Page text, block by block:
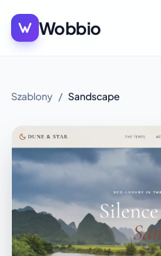
Wobbio
Szablony / Sandscape